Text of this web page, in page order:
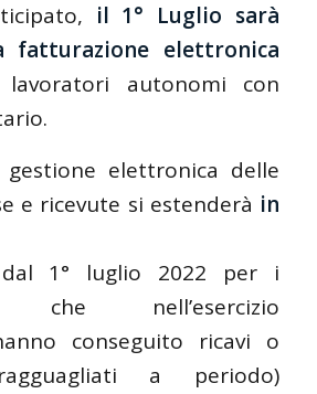
, il 1° Luglio sarà
fatturazione elettronica
autonomi con
gestione elettronica delle
e ricevute si estenderà in
1° luglio 2022 per i
che nell’esercizio
conseguito ricavi o
a periodo)